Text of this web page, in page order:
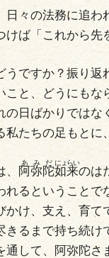
々の法務に追わ
けば「これから先
ですか？振り返
こと、どうにも
の日ばかりでは
私たちの足もとに
阿弥陀如来のは
れるということで
かけ、支え、育て
きるまで持ち続け
通して、阿弥陀さ